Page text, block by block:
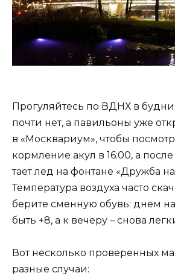
Прогуляйтесь по ВДНХ в
почти нет, а павильоны уже
в «Москвариум», чтобы
кормление акул в 16:00, а
тает лед на фонтане «Дружба
Температура воздуха часто
берите сменную обувь: днем
быть +8, а к вечеру – снова
Вот несколько проверенных
разные случаи: